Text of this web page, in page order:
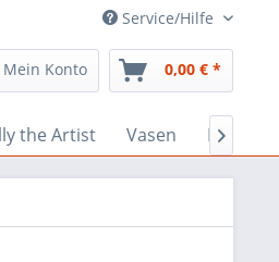
Service/Hilfe
Mein Konto 0,00 € *
the Artist Vasen 